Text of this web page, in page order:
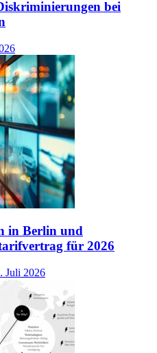
bei
in Berlin und
für 2026
Juli 2026